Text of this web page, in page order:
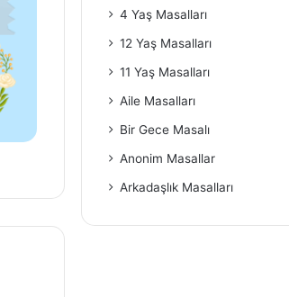
4 Yaş Masalları
12 Yaş Masalları
11 Yaş Masalları
Aile Masalları
Bir Gece Masalı
Anonim Masallar
Arkadaşlık Masalları